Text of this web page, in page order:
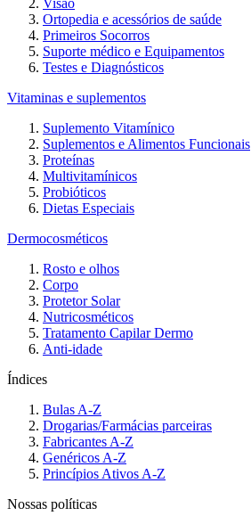
Visão
Ortopedia e acessórios de saúde
Primeiros Socorros
Suporte médico e Equipamentos
Testes e Diagnósticos
Vitaminas e suplementos
Suplemento Vitamínico
Suplementos e Alimentos Funcionais
Proteínas
Multivitamínicos
Probióticos
Dietas Especiais
Dermocosméticos
Rosto e olhos
Corpo
Protetor Solar
Nutricosméticos
Tratamento Capilar Dermo
Anti-idade
Índices
Bulas A-Z
Drogarias/Farmácias parceiras
Fabricantes A-Z
Genéricos A-Z
Princípios Ativos A-Z
Nossas políticas